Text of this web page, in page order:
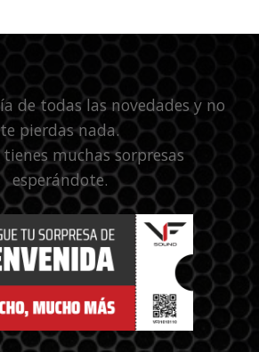
de todas las novedades y no
te pierdas nada.
muchas sorpresas
esperándote.